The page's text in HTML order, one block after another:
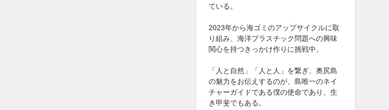
ている。
2023年から海ゴミのアップサイクルに取
り組み、海洋プラスチック問題への興味
関心を持つきっかけ作りに挑戦中。
「人と自然」「人と人」を繋ぎ、奥尻島
の魅力をお伝えするのが、島唯一のネイ
チャーガイドである僕の使命であり、生
き甲斐でもある。